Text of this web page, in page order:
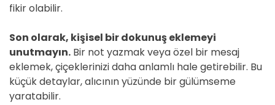
fikir olabilir.
Son olarak, kişisel bir dokunuş eklemeyi
unutmayın. Bir not yazmak veya özel bir mesaj
eklemek, çiçeklerinizi daha anlamlı hale getirebilir. Bu
küçük detaylar, alıcının yüzünde bir gülümseme
yaratabilir.